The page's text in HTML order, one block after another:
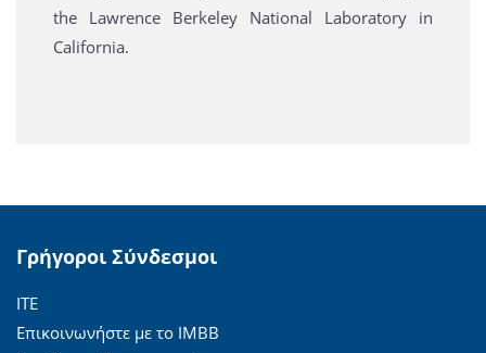
the Lawrence Berkeley National Laboratory in
California.
Γρήγοροι Σύνδεσμοι
ΙΤΕ
Επικοινωνήστε με το ΙΜΒΒ